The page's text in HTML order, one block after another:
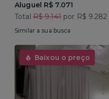
Aluguel R$ 7.071
Total R$ 9.141por R$ 9.282
Similar a sua busca
Baixou o preço